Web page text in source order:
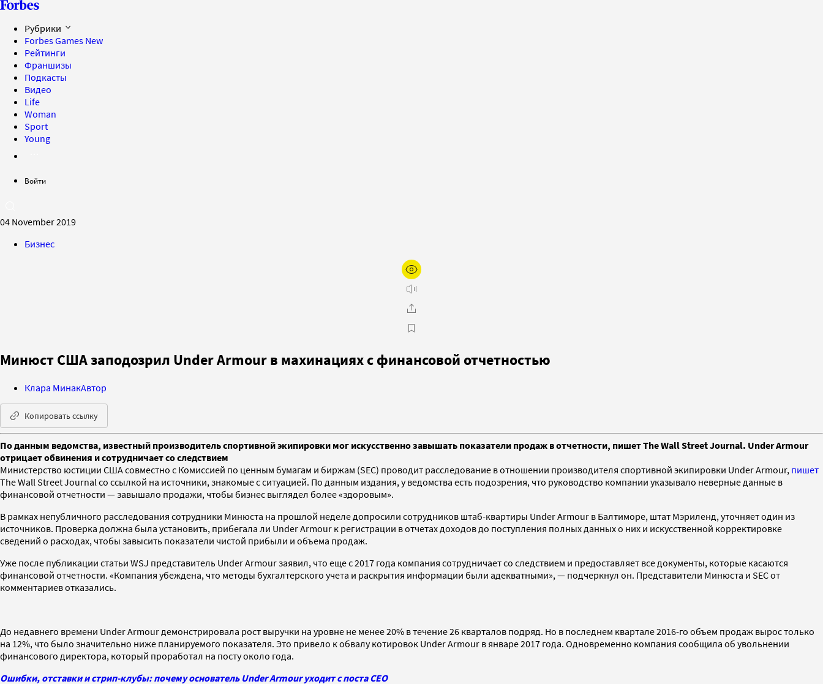
Рубрики
Forbes Games New
Рейтинги
Франшизы
Подкасты
Видео
Life
Woman
Sport
Young
Войти
04 November 2019
Бизнес
Минюст США заподозрил Under Armour в махинациях с финансовой отчетностью
Клара МинакАвтор
Копировать ссылку
По данным ведомства, известный производитель спортивной экипировки мог искусственно завышать показатели продаж в отчетности, пишет The Wall Street Journal. Under Armour
отрицает обвинения и сотрудничает со следствием
Министерство юстиции США совместно с Комиссией по ценным бумагам и биржам (SEC) проводит расследование в отношении производителя спортивной экипировки Under Armour, пишет
The Wall Street Journal со ссылкой на источники, знакомые с ситуацией. По данным издания, у ведомства есть подозрения, что руководство компании указывало неверные данные в
финансовой отчетности — завышало продажи, чтобы бизнес выглядел более «здоровым».
В рамках непубличного расследования сотрудники Минюста на прошлой неделе допросили сотрудников штаб-квартиры Under Armour в Балтиморе, штат Мэриленд, уточняет один из
источников. Проверка должна была установить, прибегала ли Under Armour к регистрации в отчетах доходов до поступления полных данных о них и искусственной корректировке
сведений о расходах, чтобы завысить показатели чистой прибыли и объема продаж.
Уже после публикации статьи WSJ представитель Under Armour заявил, что еще с 2017 года компания сотрудничает со следствием и предоставляет все документы, которые касаются
финансовой отчетности. «Компания убеждена, что методы бухгалтерского учета и раскрытия информации были адекватными», — подчеркнул он. Представители Минюста и SEC от
комментариев отказались.
До недавнего времени Under Armour демонстрировала рост выручки на уровне не менее 20% в течение 26 кварталов подряд. Но в последнем квартале 2016-го объем продаж вырос только
на 12%, что было значительно ниже планируемого показателя. Это привело к обвалу котировок Under Armour в январе 2017 года. Одновременно компания сообщила об увольнении
финансового директора, который проработал на посту около года.
Ошибки, отставки и стрип-клубы: почему основатель Under Armour уходит с поста CEO